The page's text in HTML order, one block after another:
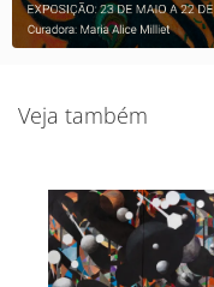
Veja também